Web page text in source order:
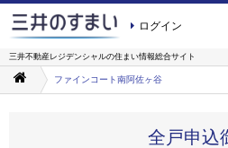
ログイン
三井不動産レジデンシャルの住まい情報総合サイト
ファインコート南阿佐ヶ谷
全戸申込